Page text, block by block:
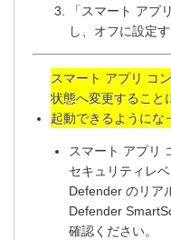
「スマート アプ
し、オフに設定す
スマート アプリ コ
状態へ変更すること
起動できるようにな
スマート アプリ
セキュリティレ
Defender のリア
Defender
確認ください。